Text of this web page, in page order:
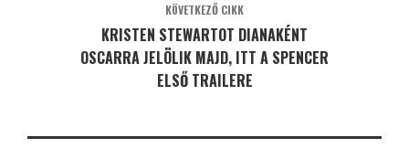
KÖVETKEZŐ CIKK
KRISTEN STEWARTOT DIANAKÉNT
OSCARRA JELÖLIK MAJD, ITT A SPENCER
ELSŐ TRAILERE